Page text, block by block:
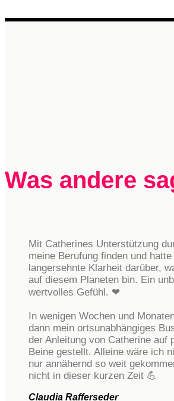
Was andere
Mit Catherines Unterstützung
meine Berufung finden und
langersehnte Klarheit darüber,
auf diesem Planeten bin. Ein
wertvolles Gefühl. ❤
In wenigen Wochen und
dann mein ortsunabhängiges
der Anleitung von Catherine auf
Beine gestellt. Alleine wäre ich
nur annähernd so weit
nicht in dieser kurzen Zeit 💪
Claudia Rafferseder